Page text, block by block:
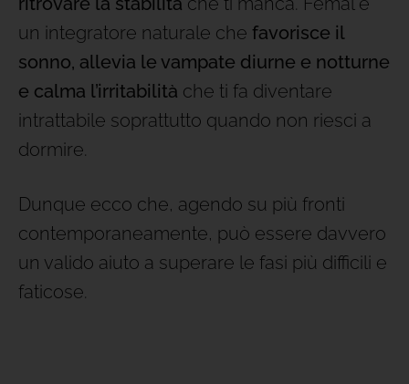
un integratore naturale che favorisce il
sonno, allevia le vampate diurne e notturne
e calma l’irritabilità che ti fa diventare
intrattabile soprattutto quando non riesci a
dormire.
Dunque ecco che, agendo su più fronti
contemporaneamente, può essere davvero
un valido aiuto a superare le fasi più difficili e
faticose.